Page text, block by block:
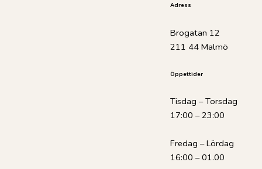
Adress
Brogatan 12
211 44 Malmö
Öppettider
Tisdag – Torsdag
17:00 – 23:00
Fredag – Lördag
16:00 – 01.00